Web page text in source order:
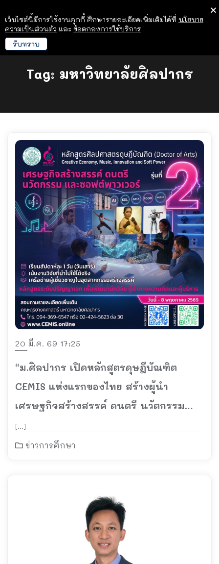
Tag: มหาวิทยาลัยศิลปากร
20 มี.ค. 69 17:25
“ม.ศิลปากร เปิดหลักสูตรดุษฎีบัณฑิต
CEMIS แห่งแรกของไทย สร้างผู้นำ
เศรษฐกิจสร้างสรรค์ ดนตรี นวัตกรรม
และซอฟต์พาวเวอร์”
[…]
ข่าวการศึกษา
เว็บไซต์นี้มีการใช้งานคุกกี้ ศึกษารายละเอียดเพิ่มเติมได้ที่ นโยบาย
ความเป็นส่วนตัว และ ข้อตกลงการใช้บริการ
รับทราบ